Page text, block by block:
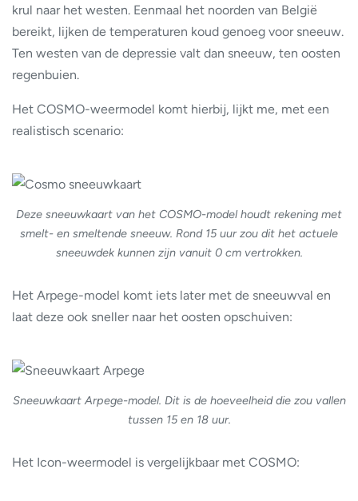
krul naar het westen. Eenmaal het noorden van België
bereikt, lijken de temperaturen koud genoeg voor sneeuw.
Ten westen van de depressie valt dan sneeuw, ten oosten
regenbuien.
Het COSMO-weermodel komt hierbij, lijkt me, met een
realistisch scenario:
Deze sneeuwkaart van het COSMO-model houdt rekening met
smelt- en smeltende sneeuw. Rond 15 uur zou dit het actuele
sneeuwdek kunnen zijn vanuit 0 cm vertrokken.
Het Arpege-model komt iets later met de sneeuwval en
laat deze ook sneller naar het oosten opschuiven:
Sneeuwkaart Arpege-model. Dit is de hoeveelheid die zou vallen
tussen 15 en 18 uur.
Het Icon-weermodel is vergelijkbaar met COSMO: